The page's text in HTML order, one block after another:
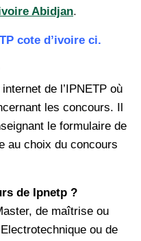
Abidjan.
cote d’ivoire ci.
de l’IPNETP où
les concours. Il
le formulaire de
au choix du concours
de Ipnetp ?
de maîtrise ou
ou de